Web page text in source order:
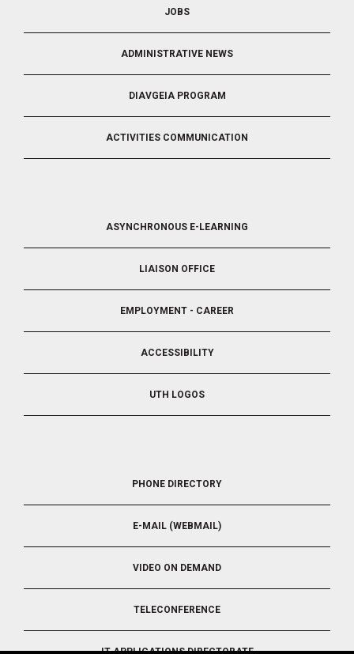
JOBS
ADMINISTRATIVE NEWS
DIAVGEIA PROGRAM
ACTIVITIES COMMUNICATION
ASYNCHRONOUS E-LEARNING
LIAISON OFFICE
EMPLOYMENT - CAREER
ACCESSIBILITY
UTH LOGOS
PHONE DIRECTORY
E-MAIL (WEBMAIL)
VIDEO ON DEMAND
TELECONFERENCE